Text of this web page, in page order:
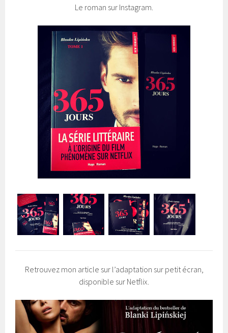
Le roman sur Instagram.
Retrouvez mon article sur l’adaptation sur petit écran,
disponible sur Netflix.